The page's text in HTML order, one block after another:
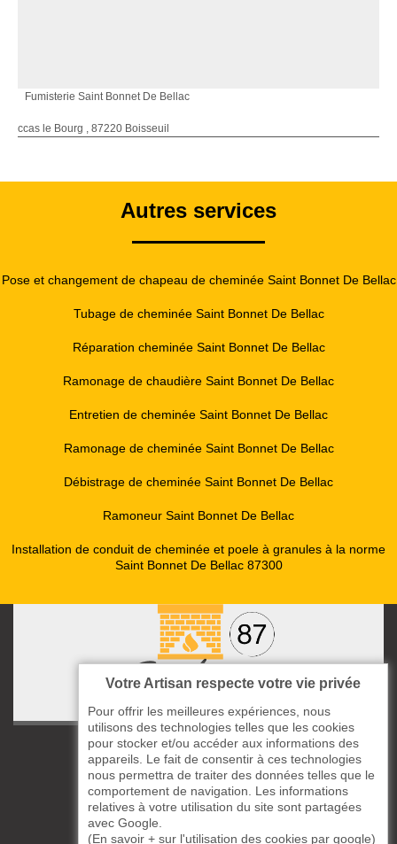
Fumisterie Saint Bonnet De Bellac
ccas le Bourg , 87220 Boisseuil
Autres services
Pose et changement de chapeau de cheminée Saint Bonnet De Bellac
Tubage de cheminée Saint Bonnet De Bellac
Réparation cheminée Saint Bonnet De Bellac
Ramonage de chaudière Saint Bonnet De Bellac
Entretien de cheminée Saint Bonnet De Bellac
Ramonage de cheminée Saint Bonnet De Bellac
Débistrage de cheminée Saint Bonnet De Bellac
Ramoneur Saint Bonnet De Bellac
Installation de conduit de cheminée et poele à granules à la norme
Saint Bonnet De Bellac 87300
ccas le Bourg
87220 Boisseuil
05 33 06 14 49
06 37 57 44 80
Votre Artisan respecte votre vie privée
Pour offrir les meilleures expériences, nous
utilisons des technologies telles que les cookies
pour stocker et/ou accéder aux informations des
appareils. Le fait de consentir à ces technologies
nous permettra de traiter des données telles que le
comportement de navigation. Les informations
relatives à votre utilisation du site sont partagées
avec Google.
(En savoir + sur l'utilisation des cookies par google)